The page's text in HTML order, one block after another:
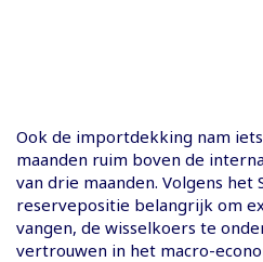
Ook de importdekking nam
maanden ruim boven de
van drie maanden. Volgens het
reservepositie belangrijk om
vangen, de wisselkoers te
vertrouwen in het macro-